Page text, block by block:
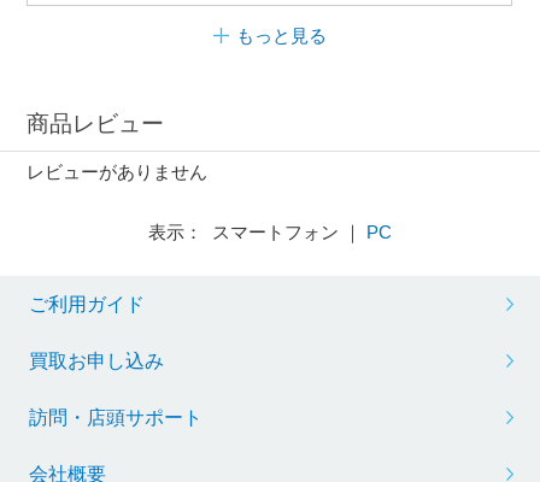
もっと見る
商品レビュー
レビューがありません
表示： スマートフォン ｜ PC
ご利用ガイド
買取お申し込み
訪問・店頭サポート
会社概要